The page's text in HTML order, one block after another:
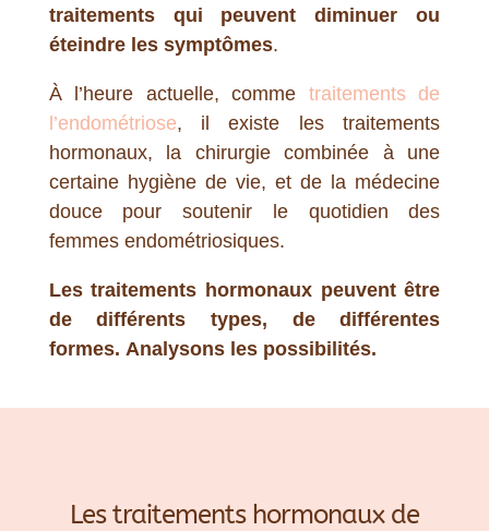
traitements qui peuvent diminuer ou
éteindre les symptômes.
Àl’heure actuelle, comme traitements de
l’endométriose, il existe les traitements
hormonaux, la chirurgie combinée à une
certaine hygiène de vie, et de la médecine
douce pour soutenir le quotidien des
femmes endométriosiques.
Les traitements hormonaux peuvent être
de différents types, de différentes
formes. Analysons les possibilités.
Les traitements hormonaux de